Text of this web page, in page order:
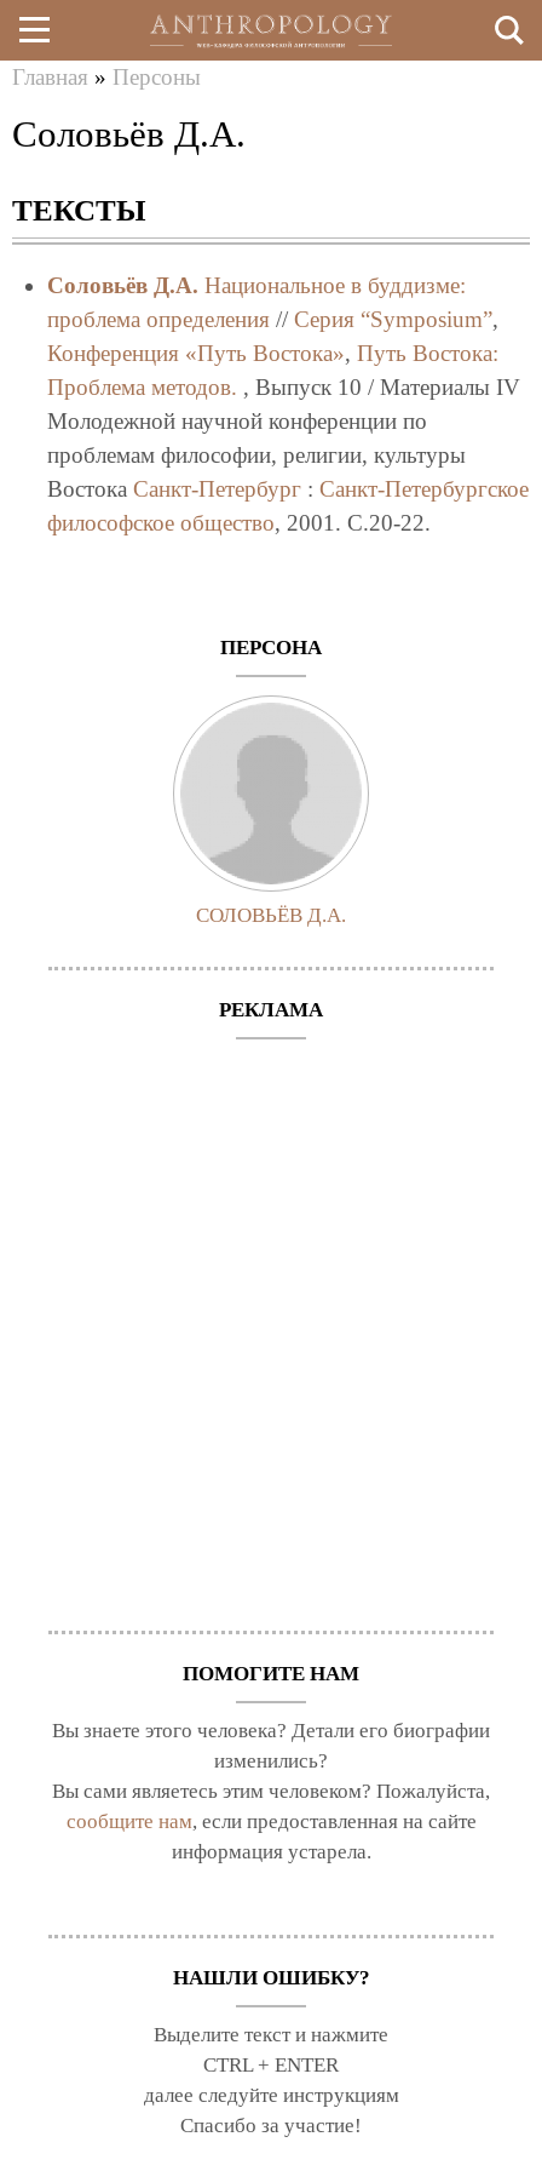
Перейти
к
содержанию
здесь
Главная » Персоны
Соловьёв Д.А.
ТЕКСТЫ
Соловьёв Д.А. Национальное в буддизме:
проблема определения// Серия “Symposium”,
Конференция «Путь Востока», Путь Востока:
Проблема методов. , Выпуск 10 / Материалы IV
Молодежной научной конференции по
проблемам философии, религии, культуры
Востока Санкт-Петербург: Санкт-Петербургское
философское общество, 2001. C.20-22.
ПЕРСОНА
СОЛОВЬЁВ Д.А.
РЕКЛАМА
ПОМОГИТЕ НАМ
Вы знаете этого человека? Детали его биографии
изменились?
Вы сами являетесь этим человеком? Пожалуйста,
сообщите нам, если предоставленная на сайте
информация устарела.
НАШЛИ ОШИБКУ?
Выделите текст и нажмите
CTRL + ENTER
далее следуйте инструкциям
Спасибо за участие!